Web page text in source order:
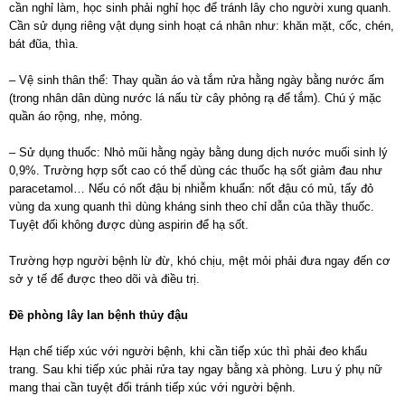
cần nghỉ làm, học sinh phải nghỉ học để tránh lây cho người xung quanh.
Cần sử dụng riêng vật dụng sinh hoạt cá nhân như: khăn mặt, cốc, chén,
bát đũa, thìa.
– Vệ sinh thân thể: Thay quần áo và tắm rửa hằng ngày bằng nước ấm
(trong nhân dân dùng nước lá nấu từ cây phỏng rạ để tắm). Chú ý mặc
quần áo rộng, nhẹ, mỏng.
– Sử dụng thuốc: Nhỏ mũi hằng ngày bằng dung dịch nước muối sinh lý
0,9%. Trường hợp sốt cao có thể dùng các thuốc hạ sốt giảm đau như
paracetamol… Nếu có nốt đậu bị nhiễm khuẩn: nốt đậu có mủ, tấy đỏ
vùng da xung quanh thì dùng kháng sinh theo chỉ dẫn của thầy thuốc.
Tuyệt đối không được dùng aspirin để hạ sốt.
Trường hợp người bệnh lừ đừ, khó chịu, mệt mỏi phải đưa ngay đến cơ
sở y tế để được theo dõi và điều trị.
Đề phòng lây lan bệnh thủy đậu
Hạn chế tiếp xúc với người bệnh, khi cần tiếp xúc thì phải đeo khẩu
trang. Sau khi tiếp xúc phải rửa tay ngay bằng xà phòng. Lưu ý phụ nữ
mang thai cần tuyệt đối tránh tiếp xúc với người bệnh.